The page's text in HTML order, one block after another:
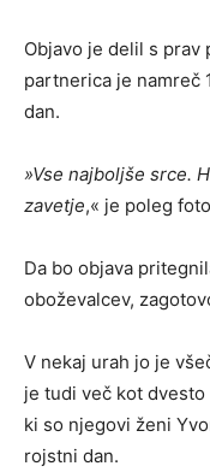
Objavo je delil s prav
partnerica je namreč
dan.
»Vse najboljše srce.
zavetje,« je poleg
Da bo objava
oboževalcev,
V nekaj urah jo je
je tudi več kot
ki so njegovi ženi
rojstni dan.